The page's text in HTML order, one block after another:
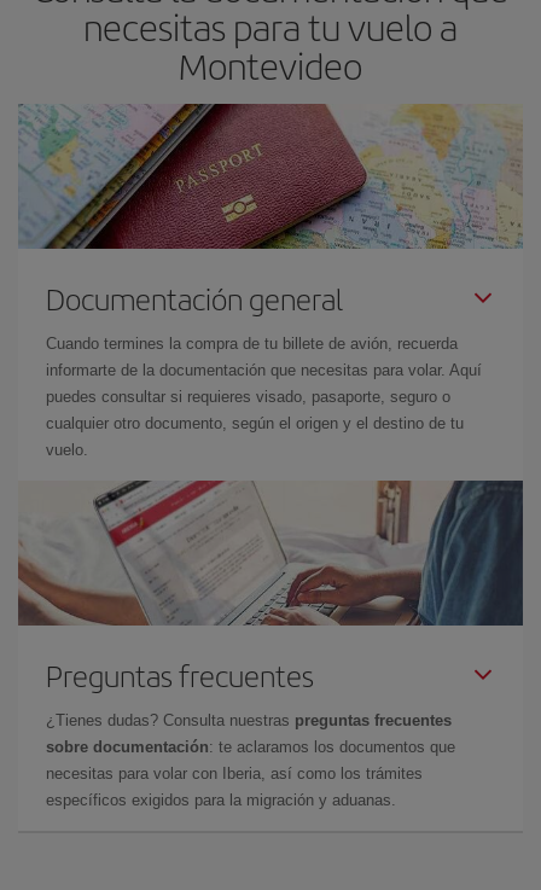
necesitas para tu vuelo a
Montevideo
Documentación general
Cuando termines la compra de tu billete de avión, recuerda
informarte de la documentación que necesitas para volar. Aquí
puedes consultar si requieres visado, pasaporte, seguro o
cualquier otro documento, según el origen y el destino de tu
vuelo.
Preguntas frecuentes
¿Tienes dudas? Consulta nuestras preguntas frecuentes
sobre documentación: te aclaramos los documentos que
necesitas para volar con Iberia, así como los trámites
específicos exigidos para la migración y aduanas.